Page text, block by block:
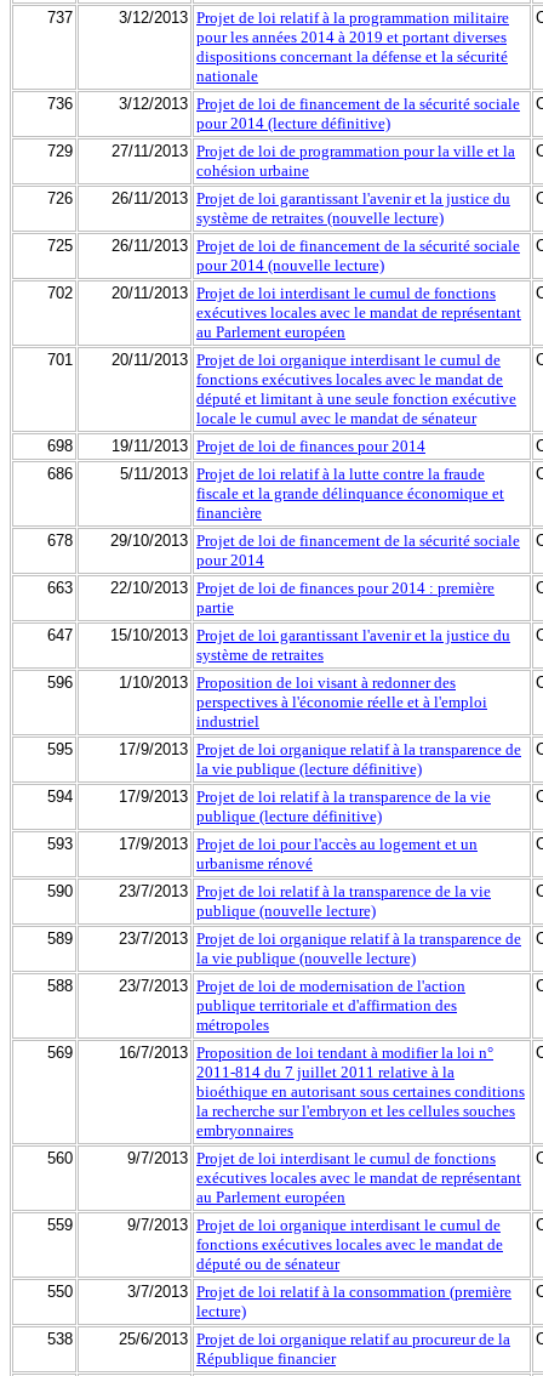
737 3/12/2013 Projet de loi relatif à la programmation militaire
pour les années 2014 à 2019 et portant diverses
dispositions concernant la défense et la sécurité
nationale
736 3/12/2013 Projet de loi de financement de la sécurité sociale
pour 2014 (lecture définitive)
729 27/11/2013 Projet de loi de programmation pour la ville et la
cohésion urbaine
726 26/11/2013 Projet de loi garantissant l'avenir et la justice du
système de retraites (nouvelle lecture)
725 26/11/2013 Projet de loi de financement de la sécurité sociale
pour 2014 (nouvelle lecture)
702 20/11/2013 Projet de loi interdisant le cumul de fonctions
exécutives locales avec le mandat de représentant
au Parlement européen
701 20/11/2013 Projet de loi organique interdisant le cumul de
fonctions exécutives locales avec le mandat de
député et limitant à une seule fonction exécutive
locale le cumul avec le mandat de sénateur
698 19/11/2013 Projet de loi de finances pour 2014
686
5/11/2013 Projet de loi relatif à la lutte contre la fraude
fiscale et la grande délinquance économique et
financière
678 29/10/2013 Projet de loi de financement de la sécurité sociale
pour 2014
663 22/10/2013 Projet de loi de finances pour 2014 : première
partie
647 15/10/2013 Projet de loi garantissant l'avenir et la justice du
système de retraites
596 1/10/2013 Proposition de loi visant à redonner des
perspectives à l'économie réelle et à l'emploi
industriel
595 17/9/2013 Projet de loi organique relatif à la transparence de
la vie publique (lecture définitive)
594 17/9/2013 Projet de loi relatif à la transparence de la vie
publique (lecture définitive)
593 17/9/2013 Projet de loi pour l'accès au logement et un
urbanisme rénové
590 23/7/2013 Projet de loi relatif à la transparence de la vie
publique (nouvelle lecture)
589 23/7/2013 Projet de loi organique relatif à la transparence de
la vie publique (nouvelle lecture)
588 23/7/2013 Projet de loi de modernisation de l'action
publique territoriale et d'affirmation des
métropoles
569 16/7/2013 Proposition de loi tendant à modifier la loi n°
2011-814 du 7 juillet 2011 relative à la
bioéthique en autorisant sous certaines conditions
la recherche sur l'embryon et les cellules souches
embryonnaires
560 9/7/2013 Projet de loi interdisant le cumul de fonctions
exécutives locales avec le mandat de représentant
au Parlement européen
559 9/7/2013 Projet de loi organique interdisant le cumul de
fonctions exécutives locales avec le mandat de
député ou de sénateur
550 3/7/2013 Projet de loi relatif à la consommation (première
lecture)
538 25/6/2013 Projet de loi organique relatif au procureur de la
République financier